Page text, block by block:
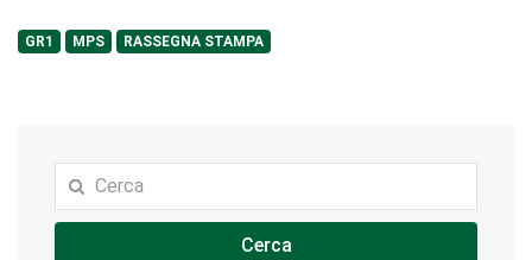
GR1 MPS RASSEGNA STAMPA
Cerca